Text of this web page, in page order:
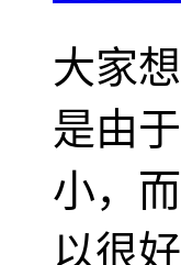
大家
是由
小，
以很